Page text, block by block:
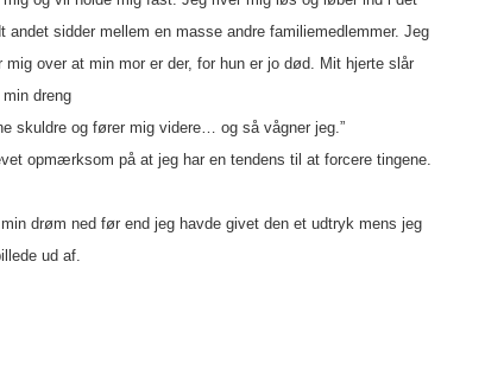
sidder mellem en masse andre familiemedlemmer. Jeg
over at min mor er der, for hun er jo død. Mit hjerte slår
dreng
skuldre og fører mig videre… og så vågner jeg.”
opmærksom på at jeg har en tendens til at forcere tingene.
drøm ned før end jeg havde givet den et udtryk mens jeg
ud af.